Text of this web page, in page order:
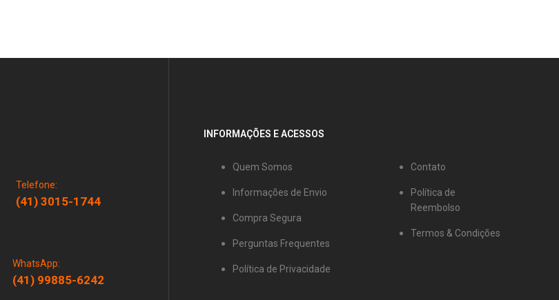
Telefone:
(41) 3015-1744
WhatsApp:
(41) 99885-6242
INFORMAÇÕES E ACESSOS
Quem Somos
Informações de Envio
Compra Segura
Perguntas Frequentes
Política de Privacidade
Contato
Política de
Reembolso
Termos & Condições